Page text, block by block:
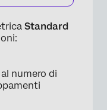
Standard
numero di